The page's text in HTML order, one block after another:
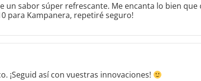
un sabor súper refrescante. Me encanta lo bien
para Kampanera, repetiré seguro!
¡Seguid así con vuestras innovaciones!